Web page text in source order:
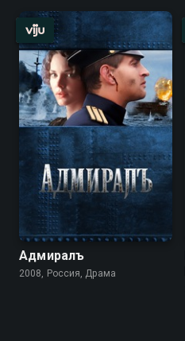
Адмиралъ
2008, Россия, Драма